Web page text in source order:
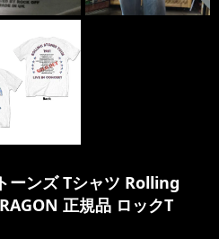
ーンズ Tシャツ Rolling
正規品 ロックT